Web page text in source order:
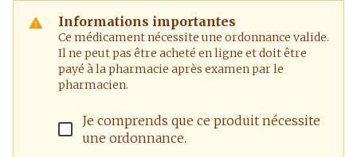
Informations importantes
Ce médicament nécessite une ordonnance valide.
Il ne peut pas être acheté en ligne et doit être
payé à la pharmacie après examen par le
pharmacien.
Je comprends que ce produit nécessite
une ordonnance.